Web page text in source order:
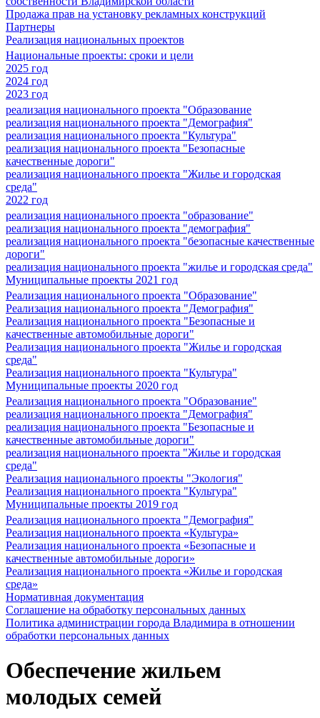
Продажа прав на установку рекламных конструкций
Партнеры
Реализация национальных проектов
Национальные проекты: сроки и цели
2025 год
2024 год
2023 год
реализация национального проекта "Образование
реализация национального проекта "Демография"
реализация национального проекта "Культура"
реализация национального проекта "Безопасные
качественные дороги"
реализация национального проекта "Жилье и городская
среда"
2022 год
реализация национального проекта "образование"
реализация национального проекта "демография"
реализация национального проекта "безопасные качественные
дороги"
реализация национального проекта "жилье и городская среда"
Муниципальные проекты 2021 год
Реализация национального проекта "Образование"
Реализация национального проекта "Демография"
Реализация национального проекта "Безопасные и
качественные автомобильные дороги"
Реализация национального проекта "Жилье и городская
среда"
Реализация национального проекта "Культура"
Муниципальные проекты 2020 год
Реализация национального проекта "Образование"
реализация национального проекта "Демография"
реализация национального проекта "Безопасные и
качественные автомобильные дороги"
реализация национального проекта "Жилье и городская
среда"
Реализация национального проекты "Экология"
Реализация национального проекта "Культура"
Муниципальные проекты 2019 год
Реализация национального проекта "Демография"
Реализация национального проекта «Культура»
Реализация национального проекта «Безопасные и
качественные автомобильные дороги»
Реализация национального проекта «Жилье и городская
среда»
Нормативная документация
Соглашение на обработку персональных данных
Политика администрации города Владимира в отношении
обработки персональных данных
Обеспечение жильем
молодых семей